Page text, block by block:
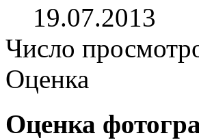
19.07.2013
Число
Оценка
Оценка